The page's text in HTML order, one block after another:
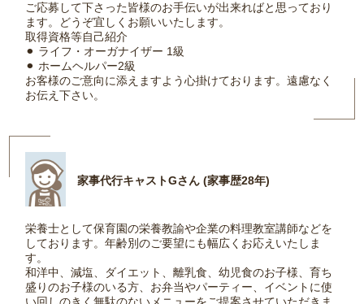
ご応募して下さった皆様のお手伝いが出来ればと思っており
ます。どうぞ宜しくお願いいたします。
取得資格等自己紹介
⚫︎ ライフ・オーガナイザー 1級
⚫︎ ホームヘルパー2級
お客様のご意向に添えますよう心掛けております。遠慮なく
お伝え下さい。
家事代行キャストGさん (家事歴28年)
栄養士として保育園の栄養教諭や企業の料理教室講師などを
しております。年齢別のご要望にも幅広くお応えいたしま
す。
和洋中、減塩、ダイエット、離乳食、幼児食のお子様、育ち
盛りのお子様のいる方、お弁当やパーティー、イベントに使